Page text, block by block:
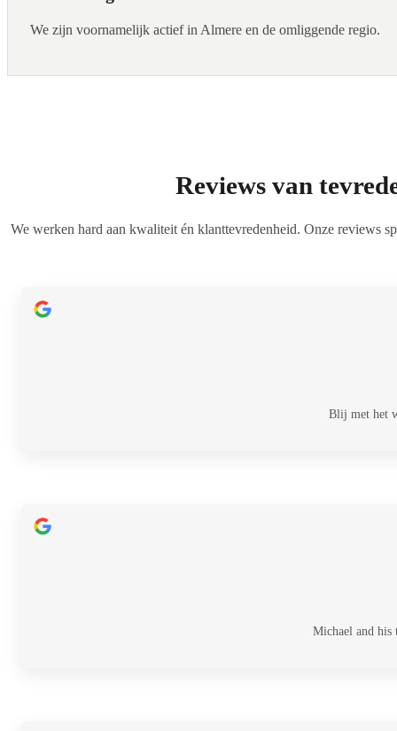
We zijn voornamelijk actief in Almere en de omliggende regio.
Reviews van
We werken hard aan kwaliteit én klanttevredenheid. Onze reviews
Blij met het
Michael and his